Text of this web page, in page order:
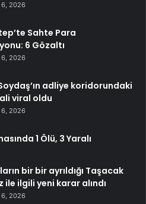
2026
Sahte Para
6 Gözaltı
2026
adliye koridorundaki
viral oldu
2026
1 Ölü, 3 Yaralı
bir bir ayrıldığı Taşacak
ile ilgili yeni karar alındı
2026